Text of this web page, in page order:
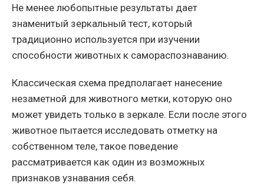
Не менее любопытные результаты дает
знаменитый зеркальный тест, который
традиционно используется при изучении
способности животных к самораспознаванию.
Классическая схема предполагает нанесение
незаметной для животного метки, которую оно
может увидеть только в зеркале. Если после этого
животное пытается исследовать отметку на
собственном теле, такое поведение
рассматривается как один из возможных
признаков узнавания себя.